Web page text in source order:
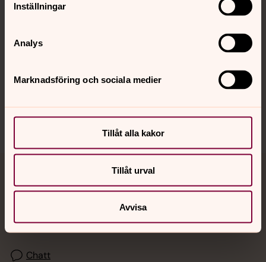
Inställningar
Analys
Marknadsföring och sociala medier
Tillåt alla kakor
Tillåt urval
Avvisa
Hitta snabbt
Sociala kanaler
Jourhavande präst
Akut samtals- och krisstöd. Prata eller chatta anonymt
med en präst på kvällar och nätter.
Chatt